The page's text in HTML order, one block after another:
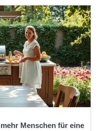
Menschen für eine